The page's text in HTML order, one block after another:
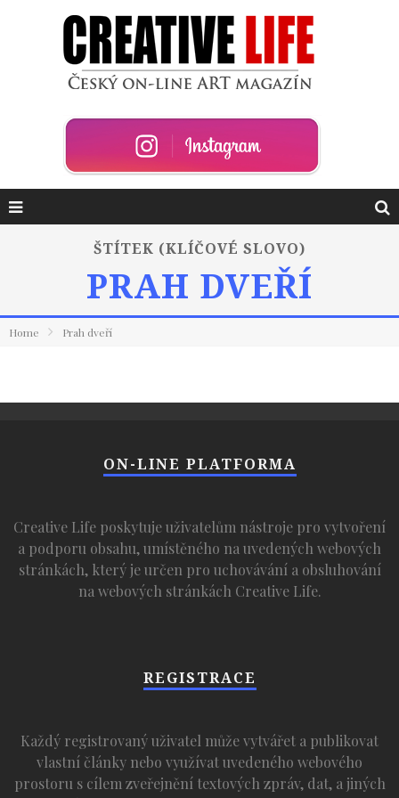
ŠTÍTEK (KLÍČOVÉ SLOVO)
PRAH DVEŘÍ
Home Prah dveří
ON-LINE PLATFORMA
Creative Life poskytuje uživatelům nástroje pro vytvoření
a podporu obsahu, umístěného na uvedených webových
stránkách, který je určen pro uchovávání a obsluhování
na webových stránkách Creative Life.
REGISTRACE
Každý registrovaný uživatel může vytvářet a publikovat
vlastní články nebo využívat uvedeného webového
prostoru s cílem zveřejnění textových zpráv, dat, a jiných